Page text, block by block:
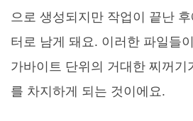
으로 생성되지만 작업이 끝난
터로 남게 돼요. 이러한 파일들
가바이트 단위의 거대한 찌꺼기
를 차지하게 되는 것이에요.